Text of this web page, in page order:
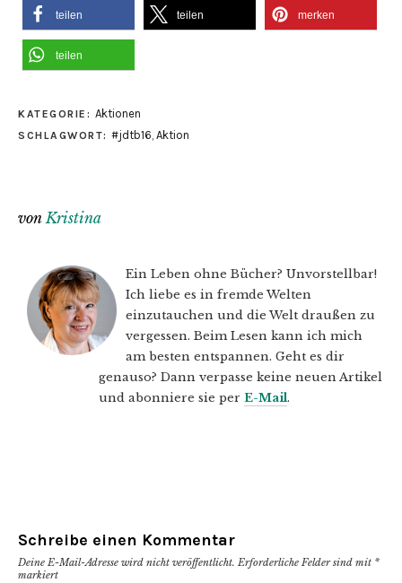
teilen teilen merken
teilen
KATEGORIE: Aktionen
SCHLAGWORT: #jdtb16, Aktion
vonKristina
Ein Leben ohne Bücher? Unvorstellbar!
Ich liebe es in fremde Welten
einzutauchen und die Welt draußen zu
vergessen. Beim Lesen kann ich mich
am besten entspannen. Geht es dir
genauso? Dann verpasse keine neuen Artikel
und abonniere sie per E-Mail.
Schreibe einen Kommentar
Deine E-Mail-Adresse wird nicht veröffentlicht. Erforderliche Felder sind mit *
markiert